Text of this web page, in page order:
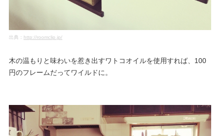
出典： http://roomclip.jp/
木の温もりと味わいを惹き出すワトコオイルを使用すれば、100
円のフレームだってワイルドに。